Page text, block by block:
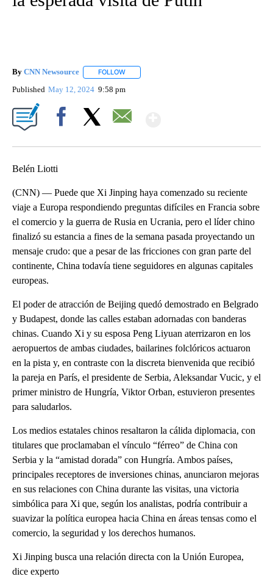
By CNN Newsource FOLLOW
Published May 12, 2024 9:58 pm
Belén Liotti
(CNN) — Puede que Xi Jinping haya comenzado su reciente
viaje a Europa respondiendo preguntas difíciles en Francia sobre
el comercio y la guerra de Rusia en Ucrania, pero el líder chino
finalizó su estancia a fines de la semana pasada proyectando un
mensaje crudo: que a pesar de las fricciones con gran parte del
continente, China todavía tiene seguidores en algunas capitales
europeas.
El poder de atracción de Beijing quedó demostrado en Belgrado
y Budapest, donde las calles estaban adornadas con banderas
chinas. Cuando Xi y su esposa Peng Liyuan aterrizaron en los
aeropuertos de ambas ciudades, bailarines folclóricos actuaron
en la pista y, en contraste con la discreta bienvenida que recibió
la pareja en París, el presidente de Serbia, Aleksandar Vucic, y el
primer ministro de Hungría, Viktor Orban, estuvieron presentes
para saludarlos.
Los medios estatales chinos resaltaron la cálida diplomacia, con
titulares que proclamaban el vínculo “férreo” de China con
Serbia y la “amistad dorada” con Hungría. Ambos países,
principales receptores de inversiones chinas, anunciaron mejoras
en sus relaciones con China durante las visitas, una victoria
simbólica para Xi que, según los analistas, podría contribuir a
suavizar la política europea hacia China en áreas tensas como el
comercio, la seguridad y los derechos humanos.
Xi Jinping busca una relación directa con la Unión Europea,
dice experto